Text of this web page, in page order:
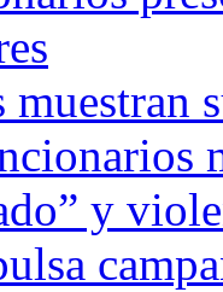
muestran
y